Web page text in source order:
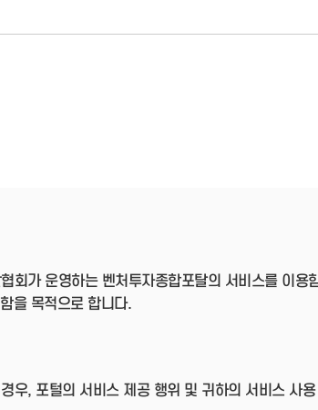
- 벤처투자마트란?
- 통
- 투
회가 운영하는 벤처투자종합포탈의 서비스를 이
을 목적으로 합니다.
우, 포털의 서비스 제공 행위 및 귀하의 서비스 사